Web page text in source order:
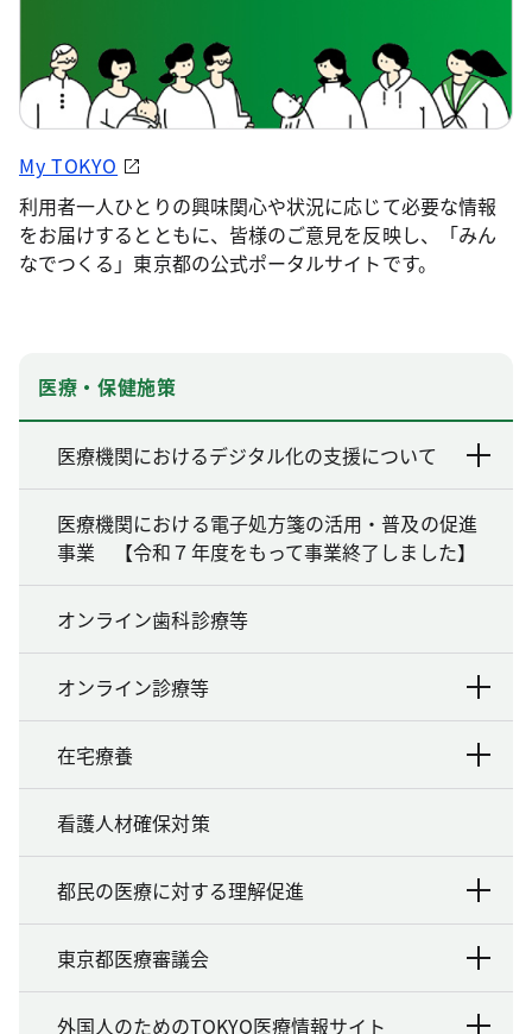
My TOKYO
利用者一人ひとりの興味関心や状況に応じて必要な情報
をお届けするとともに、皆様のご意見を反映し、「みん
なでつくる」東京都の公式ポータルサイトです。
医療・保健施策
医療機関におけるデジタル化の支援について
医療機関における電子処方箋の活用・普及の促進
事業 【令和７年度をもって事業終了しました】
オンライン歯科診療等
オンライン診療等
在宅療養
看護人材確保対策
都民の医療に対する理解促進
東京都医療審議会
外国人のためのTOKYO医療情報サイト